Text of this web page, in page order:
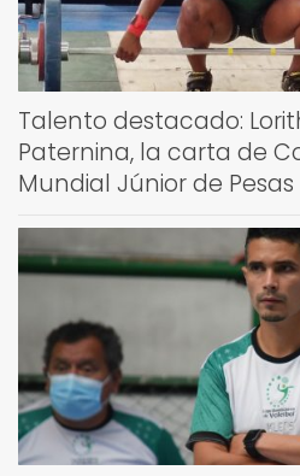
Talento destacado:
Paternina, la carta de
Mundial Júnior de Pesas